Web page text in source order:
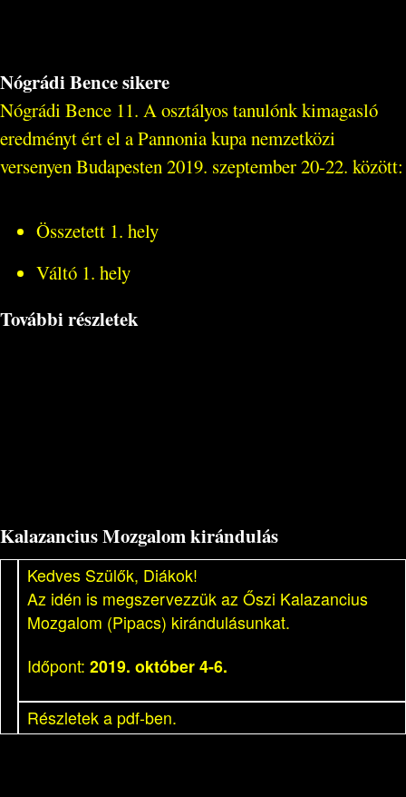
Nógrádi Bence sikere
Nógrádi Bence 11. A osztályos tanulónk kimagasló
eredményt ért el a Pannonia kupa nemzetközi
versenyen Budapesten 2019. szeptember 20-22. között:
Összetett 1. hely
Váltó 1. hely
További részletek
Kalazancius Mozgalom kirándulás
Kedves Szülők, Diákok!
Az idén is megszervezzük az Őszi Kalazancius
Mozgalom (Pipacs) kirándulásunkat.
Időpont: 2019. október 4-6.
Részletek a pdf-ben.